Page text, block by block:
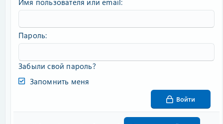
Пароль
Забыли свой пароль?
Запомнить меня
Войти